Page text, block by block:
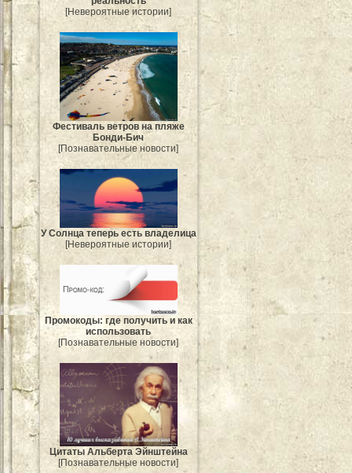
[Невероятные истории]
Фестиваль ветров на пляже
Бонди-Бич
[Познавательные новости]
У Солнца теперь есть владелица
[Невероятные истории]
Промокоды: где получить и как
использовать
[Познавательные новости]
Цитаты Альберта Эйнштейна
[Познавательные новости]